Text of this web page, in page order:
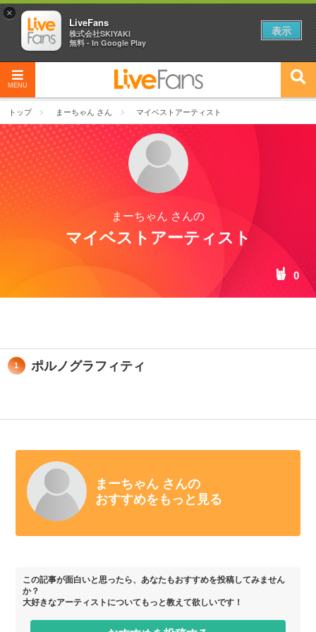
MENU
トップ まーちゃん さん マイベストアーティスト
まーちゃん さんの
マイベストアーティスト
0
1 ポルノグラフィティ
まーちゃん さんの
おすすめをもっと見る
この記事が面白いと思ったら、あなたもおすすめを投稿してみません
か？
大好きなアーティストについてもっと教えて欲しいです！
×
LiveFans
株式会社SKIYAKI
無料 - In Google Play
表示